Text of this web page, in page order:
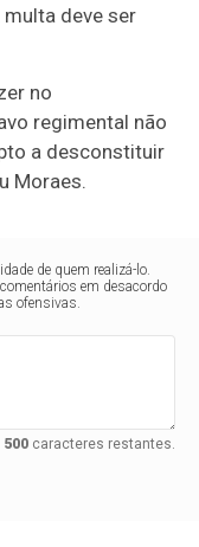
multa deve ser
no
regimental não
a desconstituir
Moraes.
de quem realizá-lo.
em desacordo
ofensivas.
500caracteres restantes.